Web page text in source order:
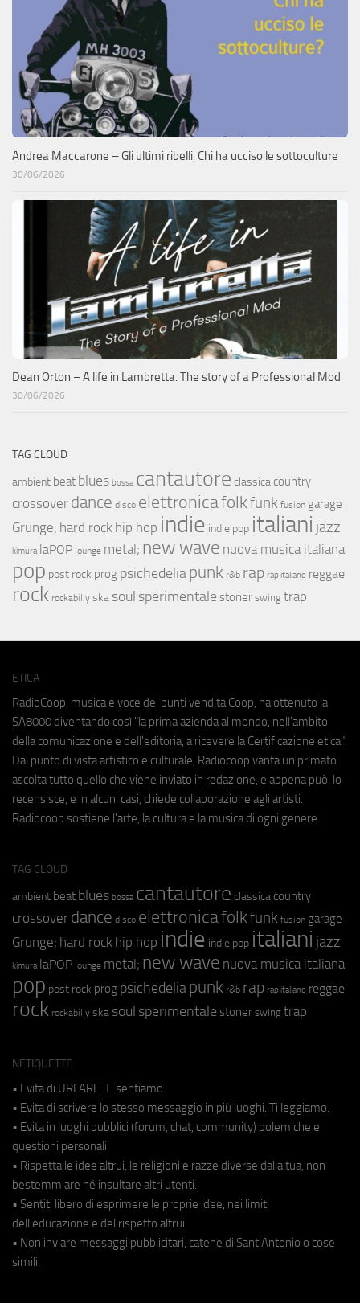
Andrea Maccarone – Gli ultimi ribelli. Chi ha ucciso le sottoculture
30/06/2026
Dean Orton – A life in Lambretta. The story of a Professional Mod
30/06/2026
TAG CLOUD
ambient beat blues bossa cantautore classica country
crossover dance disco elettronicafolkfunk fusion garage
Grunge; hard rock hip hop indie indie pop italiani jazz
kimura laPOP lounge metal; new wave nuova musica italiana
pop post rock prog psichedeliapunk r&b rap rap italiano reggae
rock rockabilly ska soul sperimentale stoner swing trap
ETICA
RadioCoop, musica e voce dei punti vendita Coop, ha ottenuto la
SA8000 diventando così "la prima azienda al mondo, nell'ambito
della comunicazione e dell'editoria, a ricevere la Certificazione etica".
Dal punto di vista artistico e culturale, Radiocoop vanta un primato:
ascolta tutto quello che viene inviato in redazione, e appena può, lo
recensisce, e in alcuni casi, chiede collaborazione agli artisti.
Radiocoop sostiene l'arte, la cultura e la musica di ogni genere.
TAG CLOUD
ambient beat blues bossa cantautore classica country
crossover dance disco elettronicafolkfunk fusion garage
Grunge; hard rock hip hop indie indie pop italiani jazz
kimura laPOP lounge metal; new wave nuova musica italiana
pop post rock prog psichedeliapunk r&b rap rap italiano reggae
rock rockabilly ska soul sperimentale stoner swing trap
NETIQUETTE
• Evita di URLARE. Ti sentiamo.
• Evita di scrivere lo stesso messaggio in più luoghi. Ti leggiamo.
• Evita in luoghi pubblici (forum, chat, community) polemiche e
questioni personali.
• Rispetta le idee altrui, le religioni e razze diverse dalla tua, non
bestemmiare né insultare altri utenti.
• Sentiti libero di esprimere le proprie idee, nei limiti
dell'educazione e del rispetto altrui.
• Non inviare messaggi pubblicitari, catene di Sant'Antonio o cose
simili.